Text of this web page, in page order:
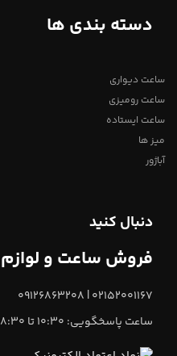
دسته بندی ها
ساعت دیواری
ساعت رومیزی
ساعت ایستاده
میز ها
آباژور
دنبال کنید
فروش ساعت و
02152001167 | 09126863208
ساعت پاسخگویی: 10:30 تا 18:30